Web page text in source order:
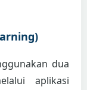
dua
aplikasi